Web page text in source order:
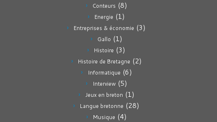
Conteurs (8)
Energie (1)
Entreprises & économie (3)
Gallo (1)
Histoire (3)
Histoire de Bretagne (2)
Informatique (6)
Interview(5)
Jeux en breton (1)
Langue bretonne (28)
Musique (4)